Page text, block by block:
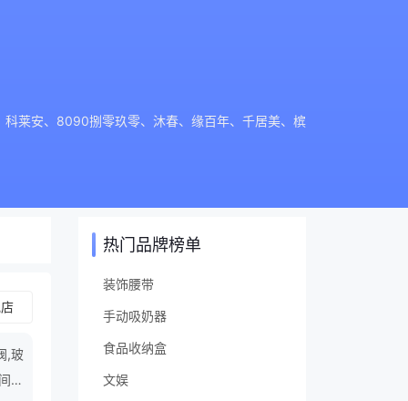
莱安、8090捌零玖零、沐春、缘百年、千居美、槟
,玻
隔
热门品牌榜单
装饰腰带
手动吸奶器
食品收纳盒
文娱